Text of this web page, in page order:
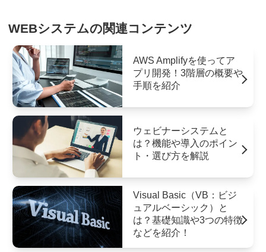
WEBシステムの関連コンテンツ
AWS Amplifyを使ってア
プリ開発！3階層の概要や
手順を紹介
ウェビナーシステムと
は？機能や導入のポイン
ト・選び方を解説
Visual Basic（VB：ビジ
ュアルベーシック）と
は？基礎知識や3つの特徴
などを紹介！